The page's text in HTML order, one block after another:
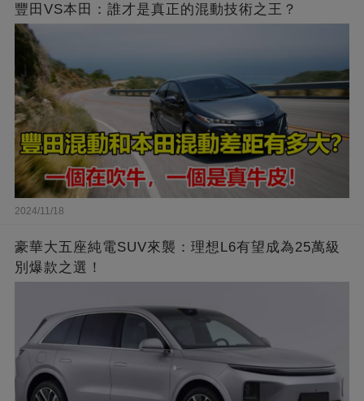
豐田VS本田：誰才是真正的混動技術之王？
2024/11/18
豪華大五座純電SUV來襲：理想L6有望成為25萬級
別爆款之選！